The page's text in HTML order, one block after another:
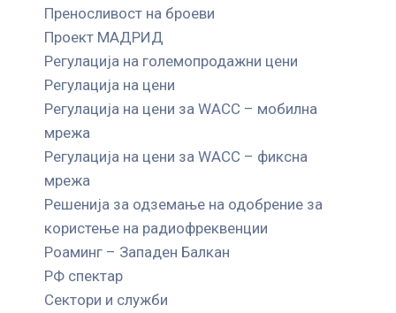
Преносливост на броеви
Проект МАДРИД
Регулација на големопродажни цени
Регулација на цени
Регулација на цени за WACC – мобилна
мрежа
Регулација на цени за WACC – фиксна
мрежа
Решенија за одземање на одобрение за
користење на радиофреквенции
Роаминг – Западен Балкан
РФ спектар
Сектори и служби